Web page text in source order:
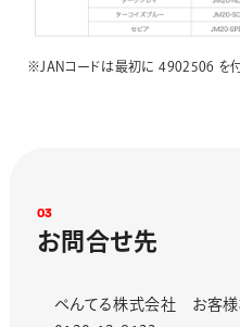
※JANコードは最初に 4902506 を付
03
お問 合せ先
ぺんてる株式会社 お客様